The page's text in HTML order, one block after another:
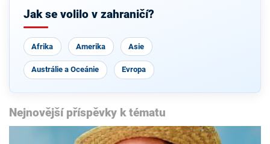
Jak se volilo v zahraničí?
Afrika Amerika Asie
Austrálie a Oceánie Evropa
Nejnovější příspěvky k tématu